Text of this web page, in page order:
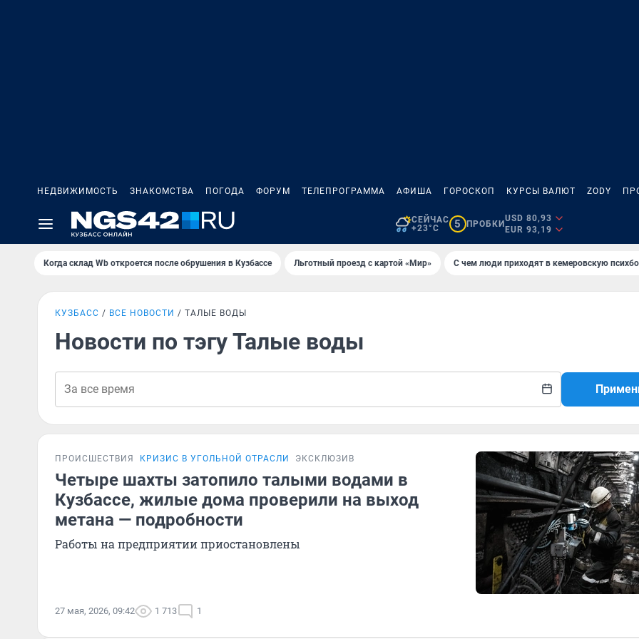
НЕДВИЖИМОСТЬ ЗНАКОМСТВА ПОГОДА ФОРУМ ТЕЛЕПРОГРАММА АФИША ГОРОСКОП КУРСЫ ВАЛЮТ ZODY
СЕЙЧАС
+23°C
5 ПРОБКИ
USD 80,93
EUR 93,19
Когда склад Wb откроется после обрушения в Кузбассе Льготный проезд с картой «Мир» С чем люди приходят в кемеровскую
КУЗБАСС ВСЕ НОВОСТИ ТАЛЫЕ ВОДЫ
Новости по тэгу Талые воды
ПРОИСШЕСТВИЯ КРИЗИС В УГОЛЬНОЙ ОТРАСЛИ ЭКСКЛЮЗИВ
Четыре шахты затопило талыми водами в
Кузбассе, жилые дома проверили на выход
метана — подробности
Работы на предприятии приостановлены
27 мая, 2026, 09:42 1 713 1